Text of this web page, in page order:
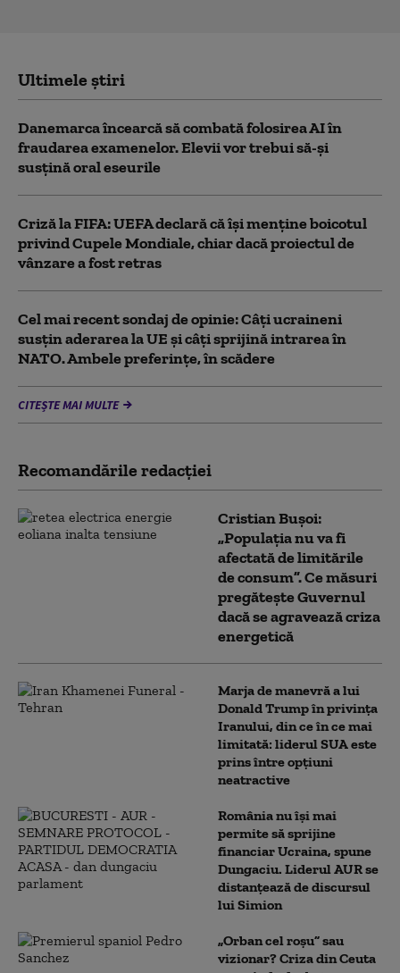
Ultimele știri
Danemarca încearcă să combată folosirea AI în
fraudarea examenelor. Elevii vor trebui să-şi
susţină oral eseurile
Criză la FIFA: UEFA declară că îşi menţine boicotul
privind Cupele Mondiale, chiar dacă proiectul de
vânzare a fost retras
Cel mai recent sondaj de opinie: Câți ucraineni
susțin aderarea la UE și câți sprijină intrarea în
NATO. Ambele preferințe, în scădere
CITEȘTE MAI MULTE
Recomandările redacţiei
Cristian Bușoi:
„Populația nu va fi
afectată de limitările
de consum”. Ce măsuri
pregătește Guvernul
dacă se agravează criza
energetică
Marja de manevră a lui
Donald Trump în privința
Iranului, din ce în ce mai
limitată: liderul SUA este
prins între opțiuni
neatractive
România nu își mai
permite să sprijine
financiar Ucraina, spune
Dungaciu. Liderul AUR se
distanțează de discursul
lui Simion
„Orban cel roșu” sau
vizionar? Criza din Ceuta